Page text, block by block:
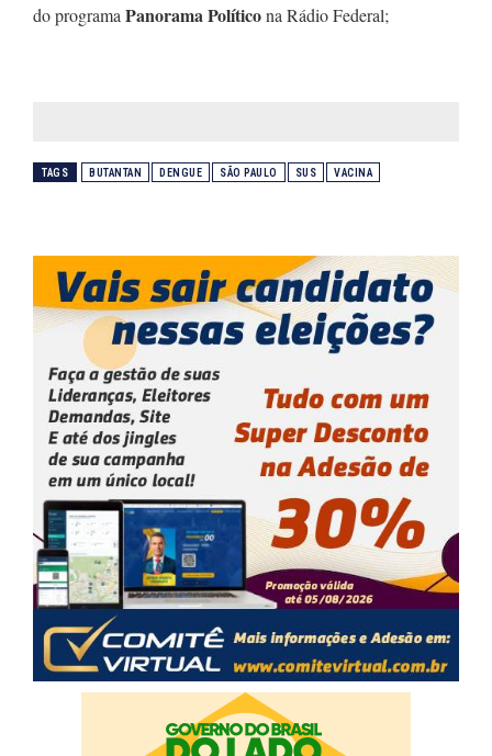
do programa Panorama Políticona Rádio Federal;
TAGS BUTANTAN DENGUE SÃO PAULO SUS VACINA